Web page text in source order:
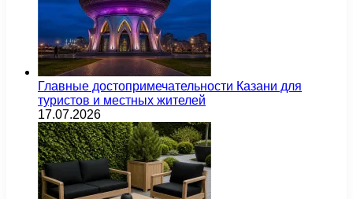
Главные достопримечательности Казани для
туристов и местных жителей
17.07.2026